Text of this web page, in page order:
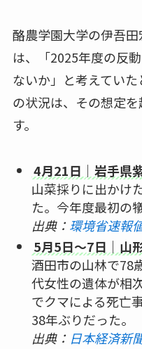
酪農学園大学の伊吾田
は、「2025年度の反
ないか」と考えてい
の状況は、その想定
す。
4月21日｜岩手県
山菜採りに出かけ
た。今年度最初の
出典： 環境省速報
5月5日〜7日｜山
酒田市の山林で78
代女性の遺体が相
でクマによる死亡
38年ぶりだった。
出典： 日本経済新